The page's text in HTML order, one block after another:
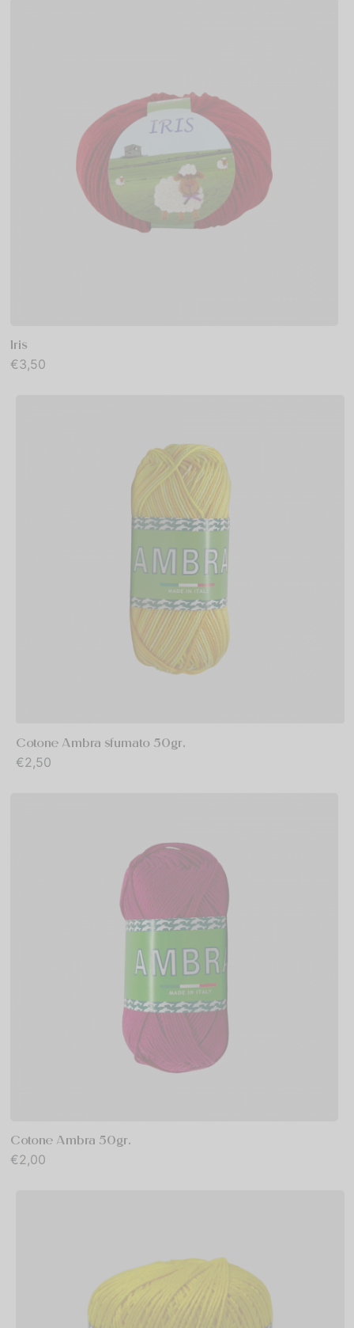
Iris
€3,50
Cotone Ambra sfumato 50gr.
€2,50
Cotone Ambra 50gr.
€2,00